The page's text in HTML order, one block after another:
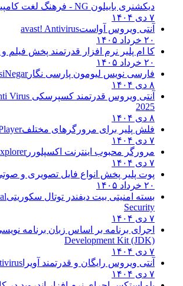
دیکشنری بابیلون NG - فرهنگ لغت کامپیوتر
۷ دی ۱۴۰۴
آنتی ویروس آواستavast! Antivirus
۲۰ خرداد ۱۴۰۵
کا ام پلیر نرم افزار قدرتمند پخش فیلم و
۲۰ خرداد ۱۴۰۵
فارسی نویس لیومون پارسی نگار
۸ دی ۱۴۰۴
آنتی ویروس قدرتمند کسپرسکی 2025 Virus
2025
۸ دی ۱۴۰۴
فلش پلیر برای مرورگرهای مختلف
۷ دی ۱۴۰۴
مرورگر محبوب اینترنت اکسپلورر
۷ دی ۱۴۰۴
پوت پلیر پخش انواع فایل تصویری و
۲۰ خرداد ۱۴۰۵
بسته امنیتی بیت دیفندر توتال سکوریتی
Security
۷ دی ۱۴۰۴
اجرای برنامه بر اساس زبان برنامه
Development Kit (JDK)
۷ دی ۱۴۰۴
آنتی ویروس رایگان و قدرتمند آویرا
۷ دی ۱۴۰۴